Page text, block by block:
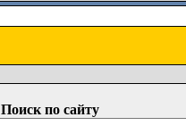
Поиск по сайту